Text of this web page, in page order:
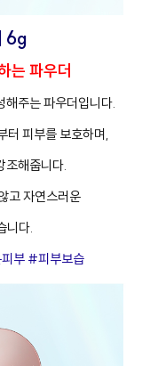
6g
는 파우더
주는 파우더입니다.
터 피부를 보호하며,
조해줍니다.
고 자연스러운
니다.
부 #피부보습